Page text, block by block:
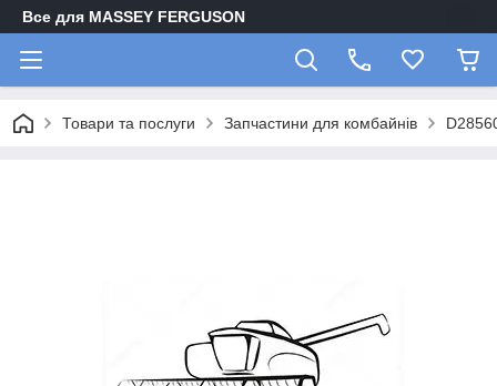
Все для MASSEY FERGUSON
Товари та послуги Запчастини для комбайнів